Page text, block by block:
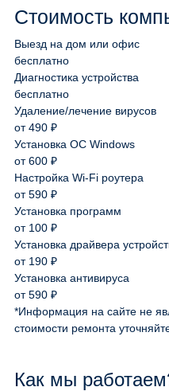
Стоимость
Выезд на дом или офис
бесплатно
Диагностика устройства
бесплатно
Удаление/лечение вирусов
от 490 ₽
Установка ОС Windows
от 600 ₽
Настройка Wi-Fi роутера
от 590 ₽
Установка программ
от 100 ₽
Установка драйвера
от 190 ₽
Установка антивируса
от 590 ₽
*Информация на сайте не
стоимости ремонта
Как мы